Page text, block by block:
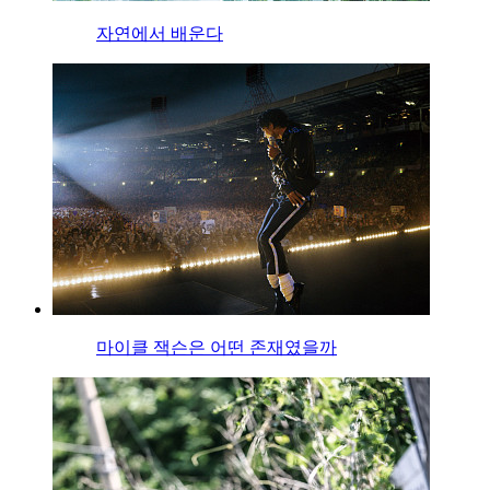
자연에서 배운다
마이클 잭슨은 어떤 존재였을까